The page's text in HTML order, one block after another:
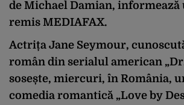
de Michael Damian,
remis MEDIAFAX.
Actrița Jane Seymour,
român din serialul american
sosește, miercuri, în România,
comedia romantică „Love by